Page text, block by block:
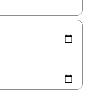
si ich prechádzať